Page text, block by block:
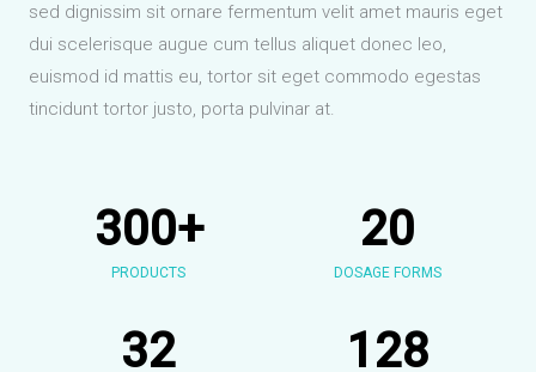
sed dignissim sit ornare fermentum velit amet mauris eget
dui scelerisque augue cum tellus aliquet donec leo,
euismod id mattis eu, tortor sit eget commodo egestas
tincidunt tortor justo, porta pulvinar at.
300+
PRODUCTS
20
DOSAGE FORMS
32 128